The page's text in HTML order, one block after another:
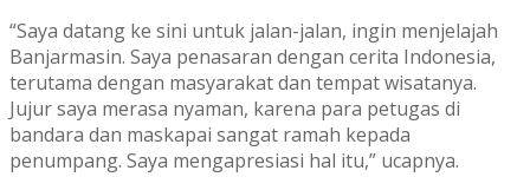
“Saya datang ke sini untuk jalan-jalan, ingin menjelajah
Banjarmasin. Saya penasaran dengan cerita Indonesia,
terutama dengan masyarakat dan tempat wisatanya.
Jujur saya merasa nyaman, karena para petugas di
bandara dan maskapai sangat ramah kepada
penumpang. Saya mengapresiasi hal itu,” ucapnya.